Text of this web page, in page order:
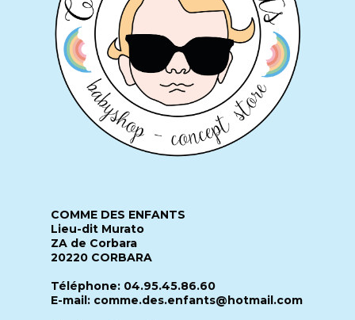
COMME DES ENFANTS
Lieu-dit Murato
ZA de Corbara
20220 CORBARA
Téléphone: 04.95.45.86.60
E-mail: comme.des.enfants@hotmail.com